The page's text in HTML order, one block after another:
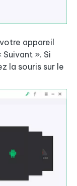
appareil
». Si
la souris sur le